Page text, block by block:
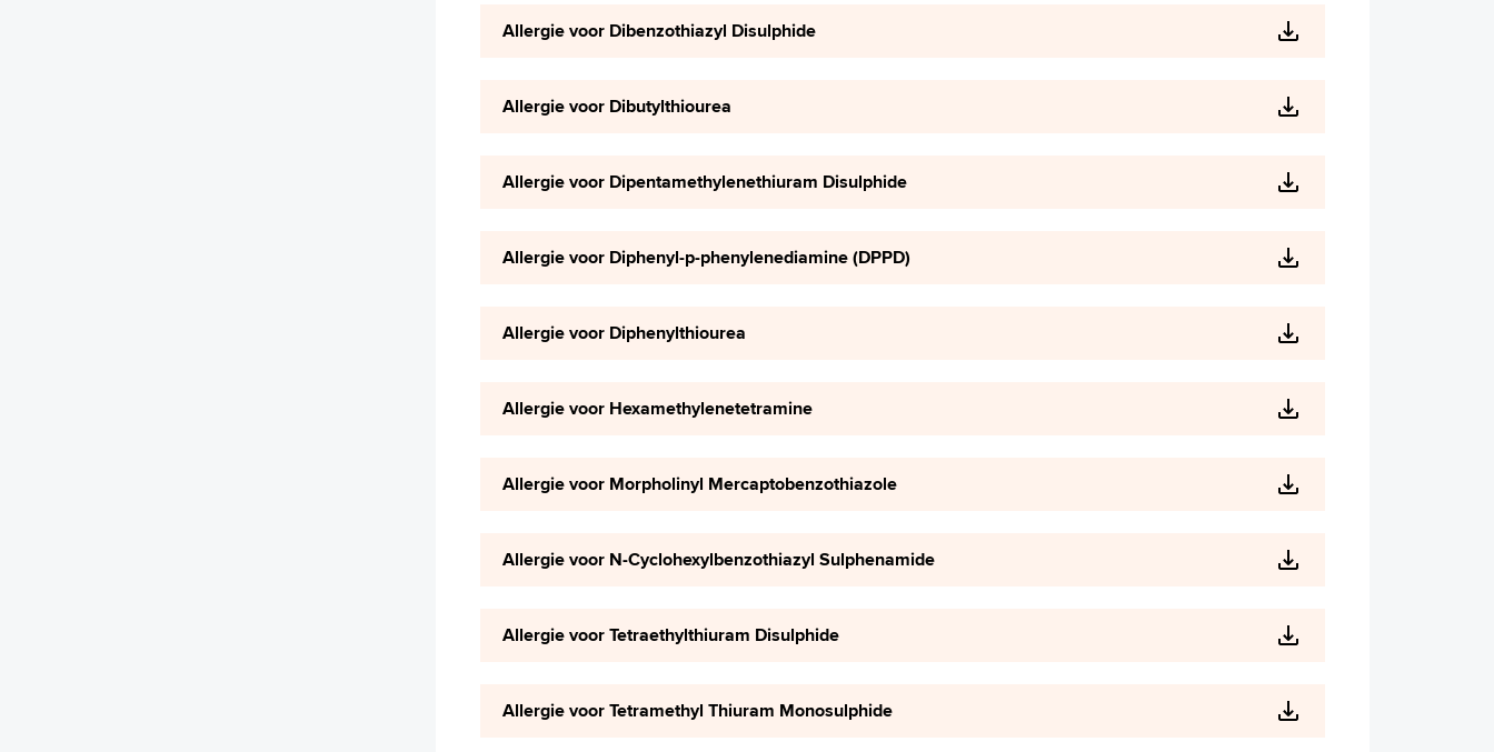
Allergie voor Dibenzothiazyl Disulphide
Allergie voor Dibutylthiourea
Allergie voor Dipentamethylenethiuram Disulphide
Allergie voor Diphenyl-p-phenylenediamine (DPPD)
Allergie voor Diphenylthiourea
Allergie voor Hexamethylenetetramine
Allergie voor Morpholinyl Mercaptobenzothiazole
Allergie voor N-Cyclohexylbenzothiazyl Sulphenamide
Allergie voor Tetraethylthiuram Disulphide
Allergie voor Tetramethyl Thiuram Monosulphide